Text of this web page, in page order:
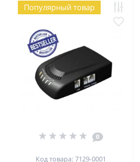
Популярный товар
0
Код товара: 7129-0001